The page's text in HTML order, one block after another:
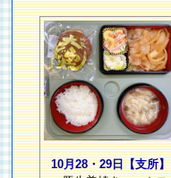
10月28・29日【支所】